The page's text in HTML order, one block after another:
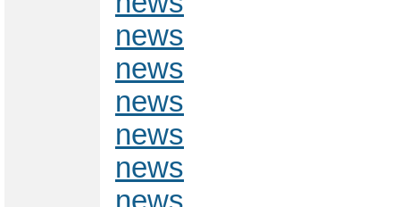
news
news
news
news
news
news